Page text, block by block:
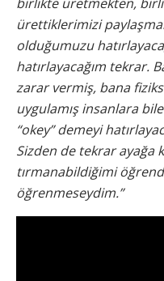
ürettiklerimizi
olduğumuzu
hatırlayacağım tekrar.
zarar vermiş, bana
uygulamış insanlara
“okey” demeyi
Sizden de tekrar ayağa
tırmanabildiğimi
öğrenmeseydim.”